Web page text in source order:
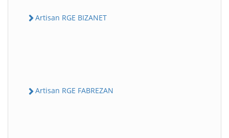
Artisan RGE BIZANET
Artisan RGE FABREZAN